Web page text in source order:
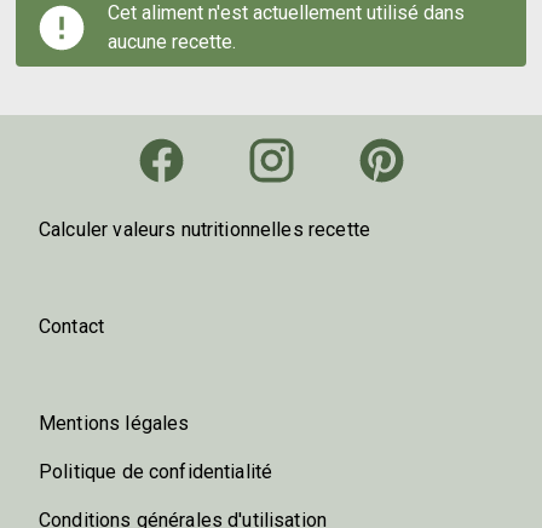
Cet aliment n'est actuellement utilisé dans
aucune recette.
Calculer valeurs nutritionnelles recette
Contact
Mentions légales
Politique de confidentialité
Conditions générales d'utilisation